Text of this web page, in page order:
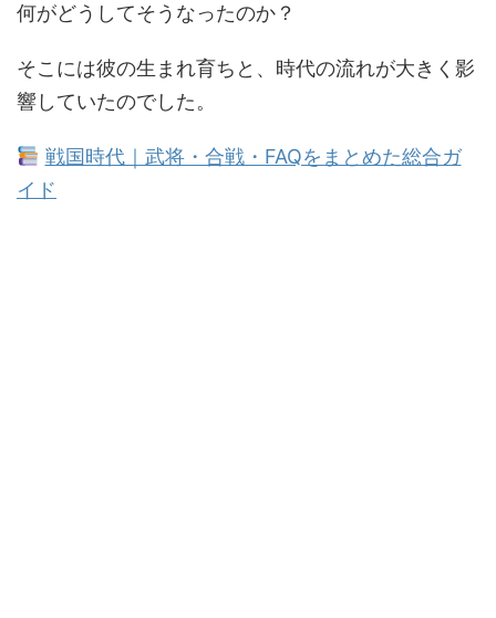
何がどうしてそうなったのか？
そこには彼の生まれ育ちと、時代の流れが大きく影
響していたのでした。
戦国時代｜武将・合戦・FAQをまとめた総合ガ
イド